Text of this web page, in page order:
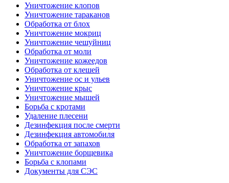
Уничтожение клопов
Уничтожение тараканов
Обработка от блох
Уничтожение мокриц
Уничтожение чешуйниц
Обработка от моли
Уничтожение кожеедов
Обработка от клешей
Уничтожение ос и ульев
Уничтожение крыс
Уничтожение мышей
Борьба с кротами
Удаление плесени
Дезинфекция после смерти
Дезинфекция автомобиля
Обработка от запахов
Уничтожение борщевика
Борьба с клопами
Документы для СЭС